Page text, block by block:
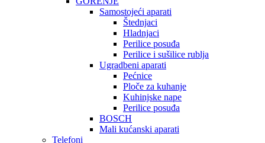
Samostojeći aparati
Štednjaci
Hladnjaci
Perilice posuđa
Perilice i sušilice rublja
Ugradbeni aparati
Pećnice
Ploče za kuhanje
Kuhinjske nape
Perilice posuđa
BOSCH
Mali kućanski aparati
Telefoni